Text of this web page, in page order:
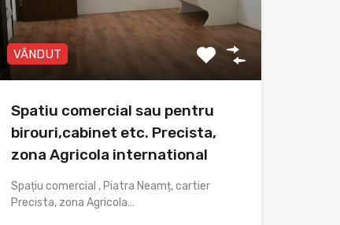
VÂNDUT
Spatiu comercial sau pentru
birouri,cabinet etc. Precista,
zona Agricola international
Spațiu comercial , Piatra Neamț, cartier
Precista, zona Agricola…